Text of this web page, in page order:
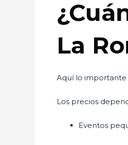
La
Aquí lo importante
Los precios
Eventos